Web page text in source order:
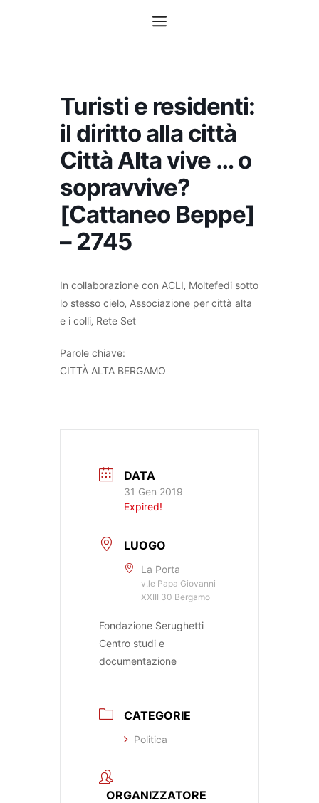
Menu
Turisti e residenti:
il diritto alla città
Città Alta vive … o
sopravvive?
[Cattaneo Beppe]
– 2745
In collaborazione con ACLI‚ Moltefedi sotto
lo stesso cielo‚ Associazione per città alta
e i colli‚ Rete Set
Parole chiave:
CITTÀ ALTA BERGAMO
DATA
31 Gen 2019
Expired!
LUOGO
La Porta
v.le Papa Giovanni
XXIII 30 Bergamo
Fondazione Serughetti
Centro studi e
documentazione
CATEGORIE
Politica
ORGANIZZATORE